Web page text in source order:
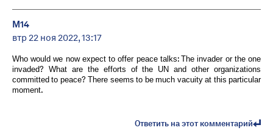
M14
втр 22 ноя 2022, 13:17
Who would we now expect to offer peace talks: The invader or the one
invaded? What are the efforts of the UN and other organizations
committed to peace? There seems to be much vacuity at this particular
moment.
Ответить на этот комментарий